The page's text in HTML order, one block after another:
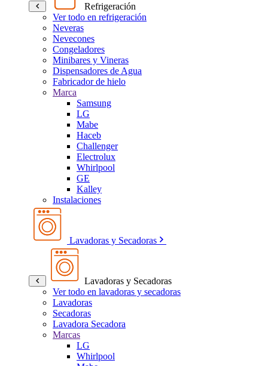
Refrigeración
Ver todo en refrigeración
Neveras
Nevecones
Congeladores
Minibares y Vineras
Dispensadores de Agua
Fabricador de hielo
Marca
Samsung
LG
Mabe
Haceb
Challenger
Electrolux
Whirlpool
GE
Kalley
Instalaciones
Lavadoras y Secadoras
Lavadoras y Secadoras
Ver todo en lavadoras y secadoras
Lavadoras
Secadoras
Lavadora Secadora
Marcas
LG
Whirlpool